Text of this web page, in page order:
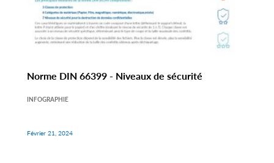
Norme DIN 66399 - Niveaux de sécurité
INFOGRAPHIE
Février 21, 2024